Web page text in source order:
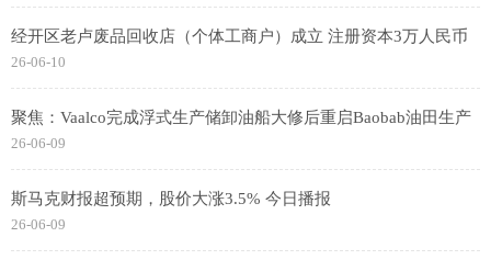
经开区老卢废品回收店（个体工商户）成立 注册资本3万人民币
26-06-10
聚焦：Vaalco完成浮式生产储卸油船大修后重启Baobab油田生产
26-06-09
斯马克财报超预期，股价大涨3.5% 今日播报
26-06-09